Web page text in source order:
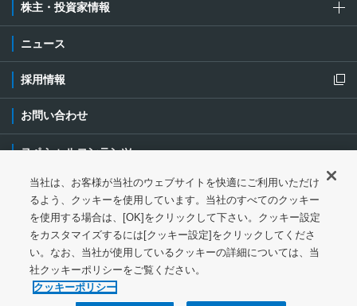
株主・投資家情報
ニュース
採用情報
新規ウィンドウを開きます
お問い合わせ
スペシャルコンテンツ
ご利用条件・ご注意 プライバシーポリシー
ソーシャルメディアポリシー クッキーポリシー
特定個人情報等の基本方針 ウェブアクセシビリティ対応
サイトマップ
当社は、お客様が当社のウェブサイトを快適にご利用いただけ
るよう、クッキーを使用しています。当社のすべてのクッキー
を使用する場合は、[OK]をクリックして下さい。クッキー設定
をカスタマイズするには[クッキー設定]をクリックしてくださ
い。なお、当社が使用しているクッキーの詳細については、当
社クッキーポリシーをご覧ください。
クッキーポリシー